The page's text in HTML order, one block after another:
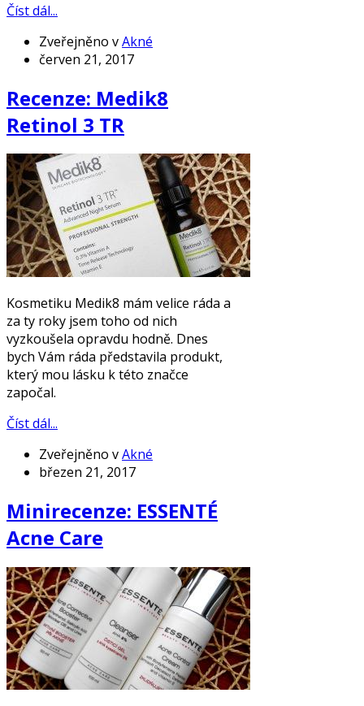
Číst dál...
Zveřejněno vAkné
červen 21, 2017
Recenze: Medik8
Retinol 3 TR
Kosmetiku Medik8 mám velice ráda a
za ty roky jsem toho od nich
vyzkoušela opravdu hodně. Dnes
bych Vám ráda představila produkt,
který mou lásku k této značce
započal.
Číst dál...
Zveřejněno vAkné
březen 21, 2017
Minirecenze: ESSENTÉ
Acne Care